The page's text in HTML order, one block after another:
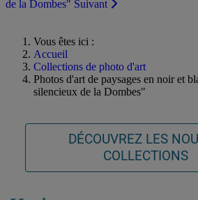
de la Dombes" Suivant
Vous êtes ici :
Accueil
Collections de photo d'art
Photos d'art de paysages en noir et
silencieux de la Dombes"
DÉCOUVREZ LES
COLLECTIONS